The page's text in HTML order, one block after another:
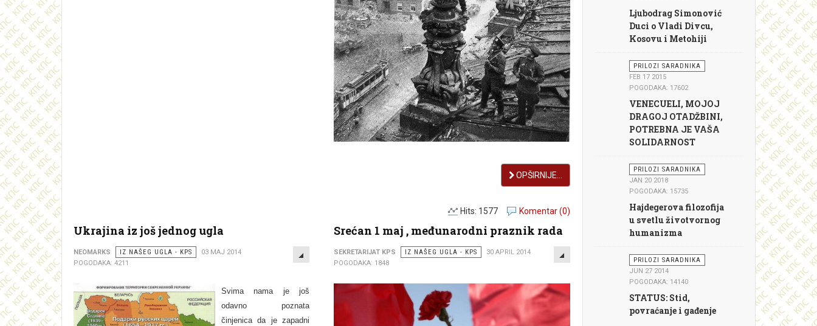
OPŠIRNIJE...
Komentar (0)
Hits: 1577
Ukrajina iz još jednog ugla
EMPTY
NEOMARKS IZ NAŠEG UGLA - KPS
03 MAJ 2014
POGODAKA: 4211
Svima nama je još
odavno poznata
činjenica da je zapadni
Srećan 1 maj , međunarodni praznik rada
EMPTY
SEKRETARIJAT KPS IZ NAŠEG UGLA - KPS
30 APRIL 2014
POGODAKA: 1848
Ljubodrag Simonović
Duci o Vladi Divcu,
Kosovu i Metohiji
PRILOZI SARADNIKA
FEB 17 2015
POGODAKA: 17602
VENECUELI, MOJOJ
DRAGOJ OTADŽBINI,
POTREBNA JE VAŠA
SOLIDARNOST
PRILOZI SARADNIKA
JAN 20 2018
POGODAKA: 15735
Hajdegerova filozofija
u svetlu životvornog
humanizma
PRILOZI SARADNIKA
JUN 27 2014
POGODAKA: 14140
STATUS: Stid,
povraćanje i gađenje